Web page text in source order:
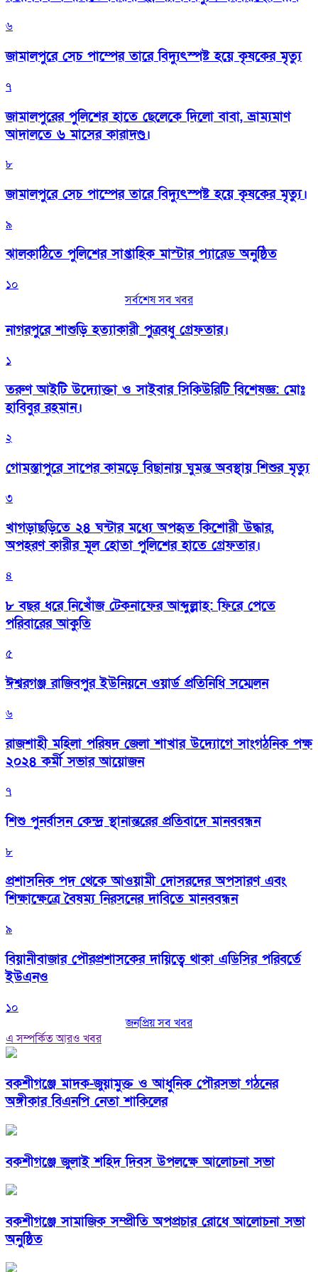
৬
জামালপুরে সেচ পাম্পের তারে বিদ্যুৎস্পষ্ট হয়ে কৃষকের মৃত্যু
৭
জামালপুরের পুলিশের হাতে ছেলেকে দিলো বাবা, ভ্রাম্যমাণ
আদালতে ৬ মাসের কারাদণ্ড।
৮
জামালপুরে সেচ পাম্পের তারে বিদ্যুৎস্পষ্ট হয়ে কৃষকের মৃত্যু।
৯
‎ঝালকাঠিতে পুলিশের সাপ্তাহিক মাস্টার প্যারেড অনুষ্ঠিত
১০
সর্বশেষ সব খবর
নাগরপুরে শাশুড়ি হত্যাকারী পুত্রবধু গ্রেফতার।
১
তরুণ আইটি উদ্যোক্তা ও সাইবার সিকিউরিটি বিশেষজ্ঞ: মোঃ
হাবিবুর রহমান।
২
গোমস্তাপুরে সাপের কামড়ে বিছানায় ঘুমন্ত অবস্থায় শিশুর মৃত্যু
৩
খাগড়াছড়িতে ২৪ ঘন্টার মধ্যে অপহৃত কিশোরী উদ্ধার,
অপহরণ কারীর মূল হোতা পুলিশের হাতে গ্রেফতার।
৪
৮ বছর ধরে নিখোঁজ টেকনাফের আব্দুল্লাহ: ফিরে পেতে
পরিবারের আকুতি
৫
ঈশ্বরগঞ্জ রাজিবপুর ইউনিয়নে ওয়ার্ড প্রতিনিধি সম্মেলন
৬
রাজশাহী মহিলা পরিষদ জেলা শাখার উদ্যোগে সাংগঠনিক পক্ষ
২০২৪ কর্মী সভার আয়োজন
৭
শিশু পুনর্বাসন কেন্দ্র স্থানান্তরের প্রতিবাদে মানববন্ধন
৮
প্রশাসনিক পদ থেকে আওয়ামী দোসরদের অপসারণ এবং
শিক্ষাক্ষেত্রে বৈষম্য নিরসনের দাবিতে মানববন্ধন
৯
বিয়ানীবাজার পৌরপ্রশাসকের দায়িত্বে থাকা এডিসির পরিবর্তে
ইউএনও
১০
জনপ্রিয় সব খবর
এ সম্পর্কিত আরও খবর
বকশীগঞ্জে মাদক-জুয়ামুক্ত ও আধুনিক পৌরসভা গঠনের
অঙ্গীকার বিএনপি নেতা শাকিলের
বকশীগঞ্জে জুলাই শহিদ দিবস উপলক্ষে আলোচনা সভা
বকশীগঞ্জে সামাজিক সম্প্রীতি অপপ্রচার রোধে আলোচনা সভা
অনুষ্ঠিত